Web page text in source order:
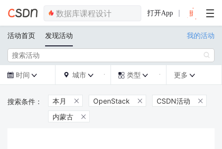
打开App
活动首页 发现活动 我的活动

 时间   城市   类型  更多 
本月  OpenStack  CSDN活动 
内蒙古 